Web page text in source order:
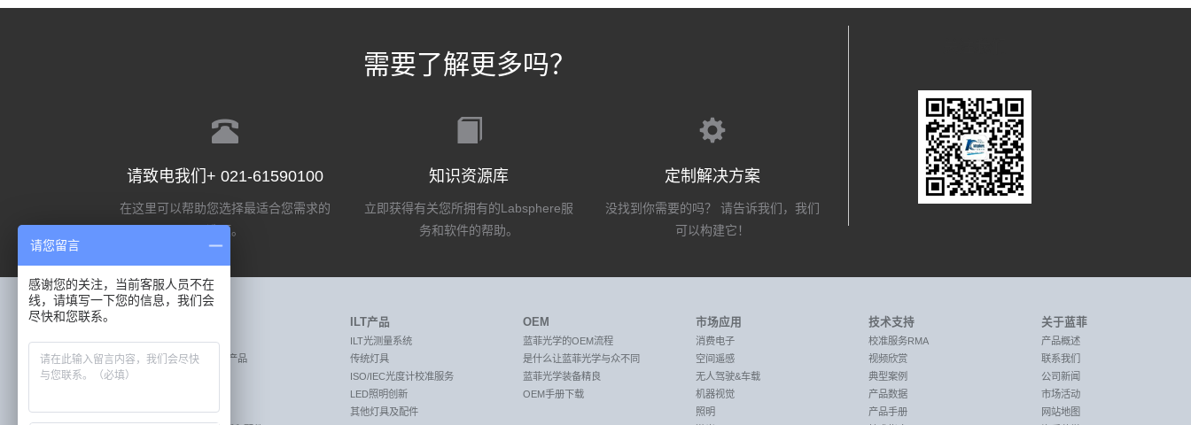
需要了解更多吗？
请致电我们+ 021-61590100
在这里可以帮助您选择最适合您需求的
选项。
知识资源库
立即获得有关您所拥有的Labsphere服
务和软件的帮助。
定制解决方案
没找到你需要的吗？ 请告诉我们，我们
可以构建它！
Labsphere产品
MEASURE:激光测量产品
MEASURE:透射率和反射率测量产品
MEASURE:照明光测量产品
CREATE:遥感校准系统
ILT产品
ILT光测量系统
传统灯具
ISO/IEC光度计校准服务
LED照明创新
其他灯具及配件
OEM
蓝菲光学的OEM流程
是什么让蓝菲光学与众不同
蓝菲光学装备精良
OEM手册下载
市场应用
消费电子
空间遥感
无人驾驶&车载
机器视觉
照明
技术支持
校准服务RMA
视频欣赏
典型案例
产品数据
产品手册
关于蓝菲
产品概述
联系我们
公司新闻
市场活动
网站地图
请您留言
感谢您的关注，当前客服人员不在
线，请填写一下您的信息，我们会
尽快和您联系。